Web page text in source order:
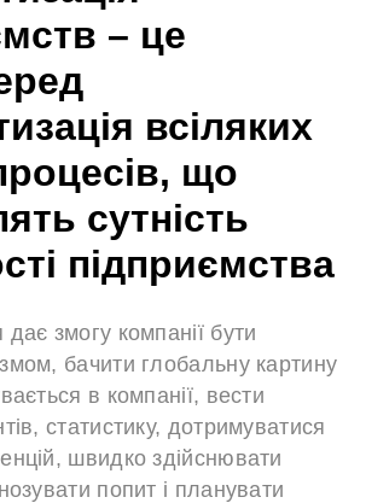
– це
всіляких
що
сутність
підприємства
змогу компанії бути
бачити глобальну картину
в компанії, вести
статистику, дотримуватися
швидко здійснювати
попит і планувати